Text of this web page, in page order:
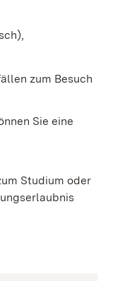
zum Besuch
Sie eine
Studium oder